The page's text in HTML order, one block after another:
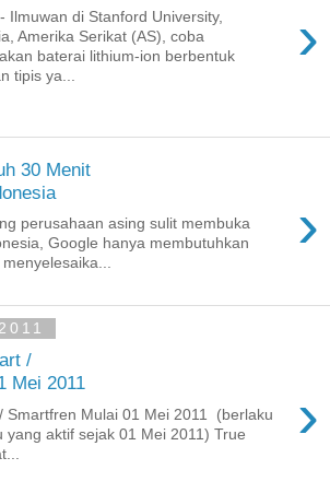
›
Ilmuwan di Stanford University,
Amerika Serikat (AS), coba
baterai lithium-ion berbentuk
tipis ya...
30 Menit
›
perusahaan asing sulit membuka
Google hanya membutuhkan
/
Mei 2011
›
Smartfren Mulai 01 Mei 2011 (berlaku
yang aktif sejak 01 Mei 2011) True